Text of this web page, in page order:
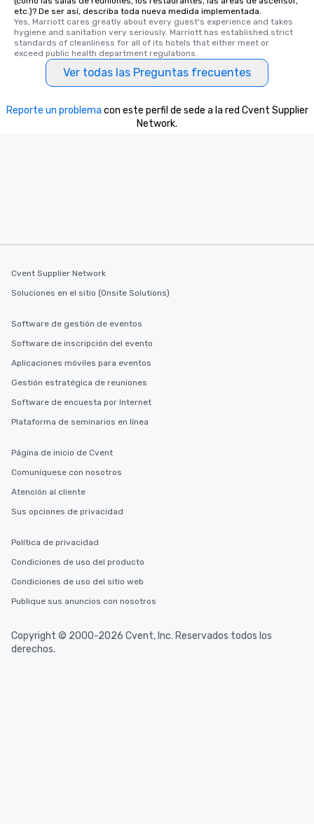
etc.)? De ser así, describa toda nueva medida implementada.
Yes, Marriott cares greatly about every guest's experience and takes
hygiene and sanitation very seriously. Marriott has established strict
standards of cleanliness for all of its hotels that either meet or
exceed public health department regulations.
Ver todas las Preguntas frecuentes
Reporte un problema con este perfil de sede a la red Cvent Supplier
Network.
Cvent Supplier Network
Soluciones en el sitio (Onsite Solutions)
Software de gestión de eventos
Software de inscripción del evento
Aplicaciones móviles para eventos
Gestión estratégica de reuniones
Software de encuesta por Internet
Plataforma de seminarios en línea
Página de inicio de Cvent
Comuníquese con nosotros
Atención al cliente
Sus opciones de privacidad
Política de privacidad
Condiciones de uso del producto
Condiciones de uso del sitio web
Publique sus anuncios con nosotros
Copyright © 2000-2026 Cvent, Inc. Reservados todos los
derechos.